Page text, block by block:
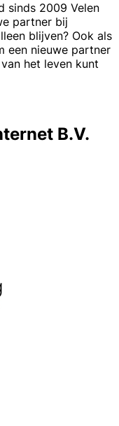
sinds 2009 Velen
partner bij
blijven? Ook als
een nieuwe partner
het leven kunt
B.V.